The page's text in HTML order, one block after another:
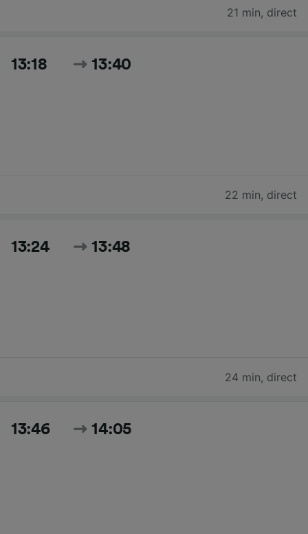
21 min, direct
13:18 13:40
22 min, direct
13:24 13:48
24 min, direct
13:46 14:05